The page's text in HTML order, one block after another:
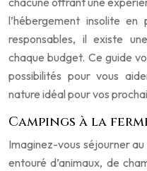
l’hébergement insolite
responsables, il existe
chaque budget. Ce guide
possibilités pour vous
nature idéal pour vos
Campings à la
Imaginez-vous séjourner
entouré d’animaux, de